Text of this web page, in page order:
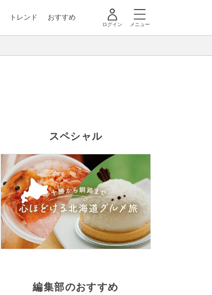
トレンド おすすめ
ログイン メニュー
スペシャル
編集部のおすすめ